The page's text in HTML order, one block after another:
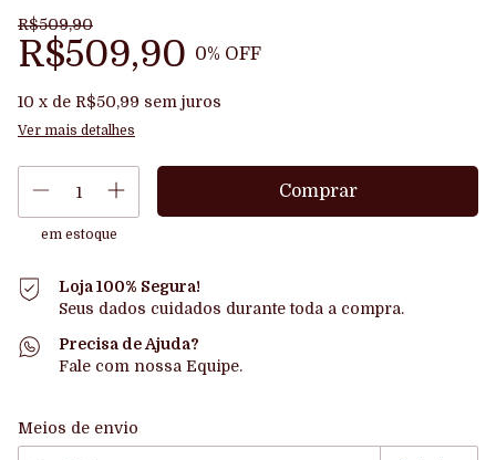
R$509,90
R$509,90 0% OFF
10 x de R$50,99 sem juros
Ver mais detalhes
em estoque
Loja 100% Segura!
Seus dados cuidados durante toda a compra.
Precisa de Ajuda?
Fale com nossa Equipe.
Entregas para o CEP:
Meios de envio